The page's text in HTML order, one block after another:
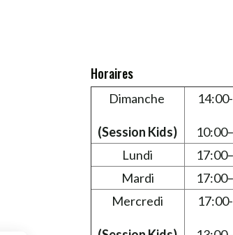
Horaires
Dimanche
(Session Kids)
Lundi
Mardi
Mercredi